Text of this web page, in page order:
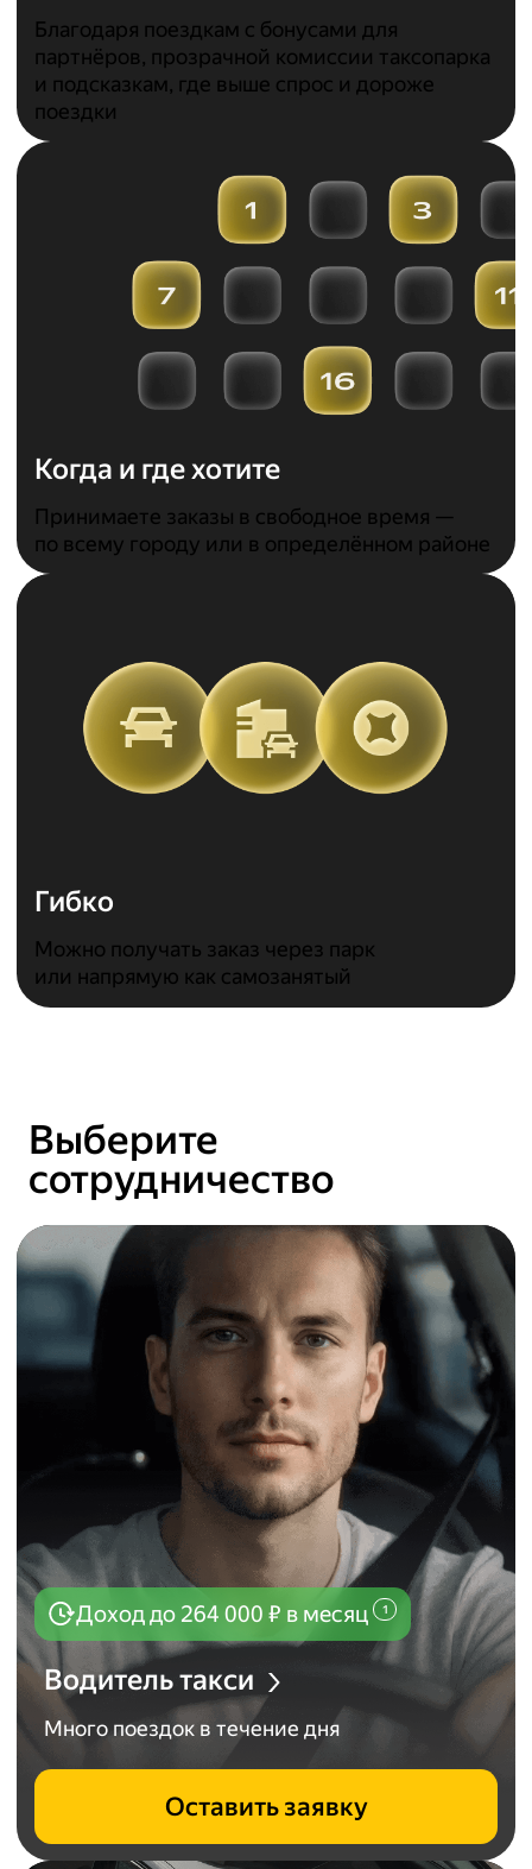
Благодаря поездкам с бонусами для
партнёров, прозрачной комиссии таксопарка
и подсказкам, где выше спрос и дороже
поездки
Когда и где хотите
Принимаете заказы в свободное время —
по всему городу или в определённом районе
Гибко
Можно получать заказ через парк
или напрямую как самозанятый
Выберите
сотрудничество
Доход до 264 000 ₽ в месяц 1
Водитель такси
Много поездок в течение дня
Оставить заявку